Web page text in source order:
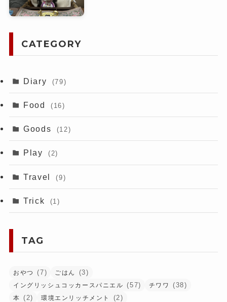
CATEGORY
Diary (79)
Food (16)
Goods (12)
Play (2)
Travel (9)
Trick (1)
TAG
おやつ (7) ごはん (3)
イングリッシュコッカースパニエル (57) チワワ (38)
本 (2) 環境エンリッチメント (2)